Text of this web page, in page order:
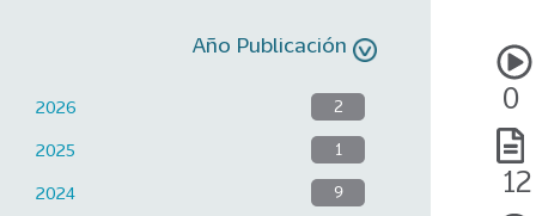
Año Publicación
2026 2
2025 1
2024 9
0
12